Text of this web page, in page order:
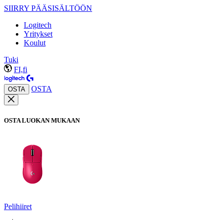
SIIRRY PÄÄSISÄLTÖÖN
Logitech
Yritykset
Koulut
Tuki
FI,fi
OSTA OSTA
OSTA LUOKAN MUKAAN
Pelihiiret